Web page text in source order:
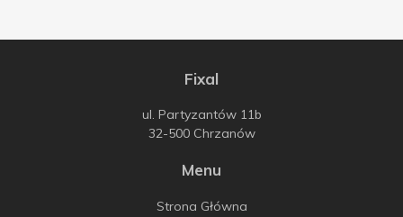
Fixal
ul. Partyzantów 11b
32-500 Chrzanów
Menu
Strona Główna